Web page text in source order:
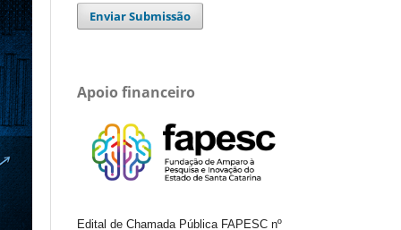
Enviar Submissão
Apoio financeiro
Edital de Chamada Pública FAPESC nº